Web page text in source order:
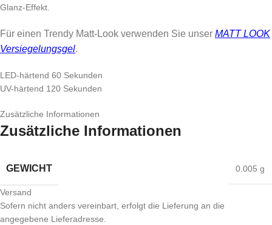
Glanz-Effekt.
Für einen Trendy Matt-Look verwenden Sie unser MATT LOOK
Versiegelungsgel.
LED-härtend 60 Sekunden
UV-härtend 120 Sekunden
Zusätzliche Informationen
Zusätzliche Informationen
GEWICHT 0.005 g
Versand
Sofern nicht anders vereinbart, erfolgt die Lieferung an die
angegebene Lieferadresse.